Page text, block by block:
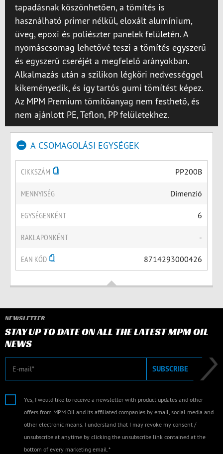
tapadásnak köszönhetően, a tömítés is
használható primer nélkül, eloxált alumínium,
üveg, epoxi és poliészter panelek felületén. A
nyomáscsomag lehetővé teszi a tömítés egyszerű
és egyszerű cseréjét a megfelelő arányokban.
Alkalmazás után a szilikon légköri nedvességgel
kikeményedik, és így tartós gumi tömítést képez.
Az MPM Premium tömítőanyag nem festhető, és
nem ajánlott PE, Teflon, PP felületekhez.
A CSOMAGOLÁSI EGYSÉGEK
CIKKSZÁM PP200B
MENNYISÉG Dimenzió
EGYSÉGENKÉNT 6
RAKLAPONKÉNT -
EAN KÓD 8714293000426
NEWSLETTER
STAY UP TO DATE ON ALL THE LATEST MPM OIL
NEWS
E-mail SUBSCRIBE
Yes, I would like to receive a newsletter with product updates and other
offers from MPM Oil and its affiliated companies by email, social media and
other electronic means. I understand that I may revoke my consent /
unsubscribe at anytime by clicking the unsubscribe link contained at the
bottom of every marketing email.*